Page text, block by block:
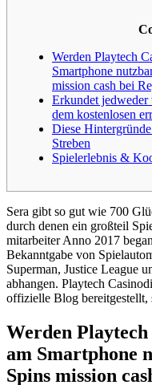
Werden Playtech
Smartphone
mission cash bei
Erkundet jedweder
dem kostenlosen
Diese
Streben
Spielerlebnis &
Sera gibt so gut wie 700
durch denen ein großteil
mitarbeiter Anno 2017
Bekanntgabe von
Superman, Justice League
abhangen. Playtech
offizielle Blog bereitgestellt,
Werden
am Smartphone
Spins mission